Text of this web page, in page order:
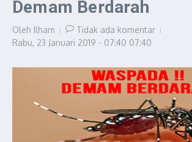
Demam Berdarah
Oleh Ilham
Tidak ada komentar
Rabu, 23 Januari 2019 - 07:40 07:40